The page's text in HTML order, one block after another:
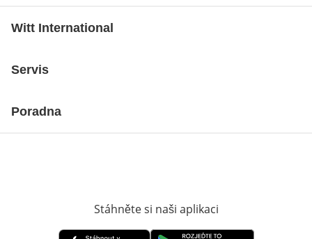
Witt International
Servis
Poradna
Stáhněte si naši aplikaci